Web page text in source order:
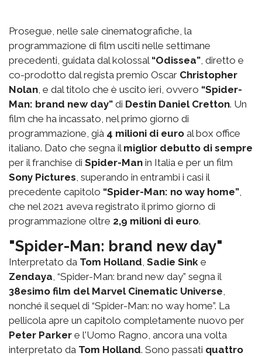
Prosegue, nelle sale cinematografiche, la
programmazione di film usciti nelle settimane
precedenti, guidata dal kolossal “Odissea”, diretto e
co-prodotto dal regista premio Oscar Christopher
Nolan, e dal titolo che è uscito ieri, ovvero “Spider-
Man: brand new day” di Destin Daniel Cretton. Un
film che ha incassato, nel primo giorno di
programmazione, già 4 milioni di euro al box office
italiano. Dato che segna il miglior debutto di sempre
per il franchise di Spider-Man in Italia e per un film
Sony Pictures, superando in entrambi i casi il
precedente capitolo “Spider-Man: no way home”,
che nel 2021 aveva registrato il primo giorno di
programmazione oltre 2,9 milioni di euro.
"Spider-Man: brand new day"
Interpretato da Tom Holland, Sadie Sink e
Zendaya, “Spider-Man: brand new day” segna il
38esimo film del Marvel Cinematic Universe,
nonché il sequel di “Spider-Man: no way home”. La
pellicola apre un capitolo completamente nuovo per
Peter Parker e l'Uomo Ragno, ancora una volta
interpretato da Tom Holland. Sono passati quattro